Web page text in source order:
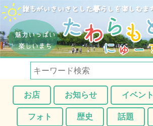
お店 お知らせ イベント
フォト 歴史 話題